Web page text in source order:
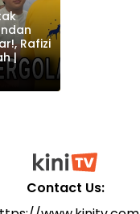
Rafizi
|
Contact Us: